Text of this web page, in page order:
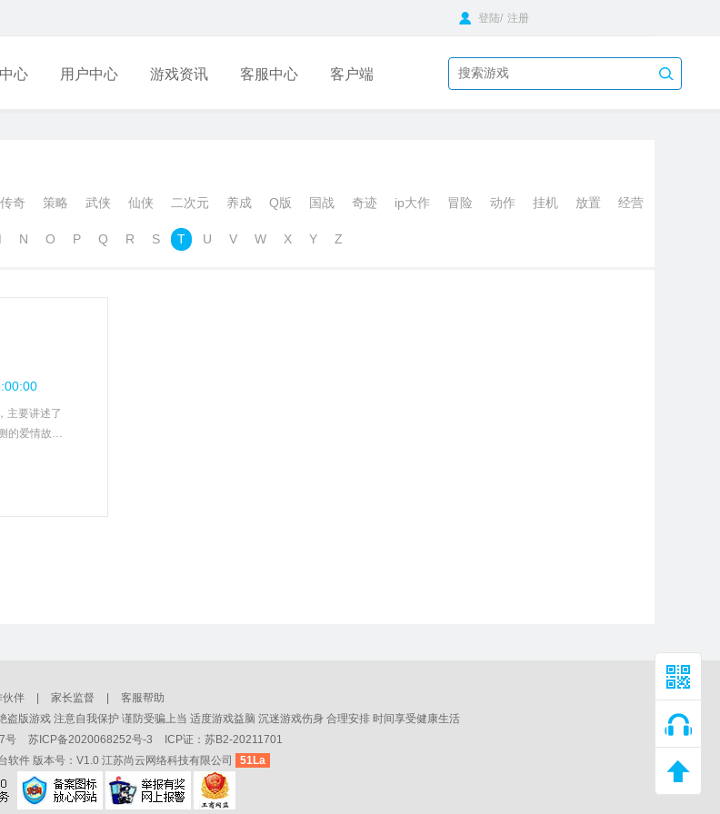
登陆/ 注册
心 用户中心 游戏资讯 客服中心 客户端
传奇 策略 武侠 仙侠 二次元 养成 Q版 国战 奇迹 ip大作 冒险 动作 挂机 放置
经营
N O P Q R S T U V W X Y Z
主要讲述了
的爱情故
唐雪见、龙
的经典故
伙伴 家长监督
客服帮助
盗版游戏 注意自我保护 谨防受骗上当 适度游戏益脑 沉迷游戏伤身 合理安排 时间享受健康生活
号
苏ICP备2020068252号-3
ICP证：苏B2-20211701
软件 版本号：V1.0 江苏尚云网络科技有限公司
51La